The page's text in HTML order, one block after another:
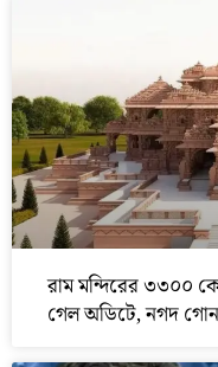
রাম মন্দিরের ৩৩০০
গেল অডিটে, নগদ